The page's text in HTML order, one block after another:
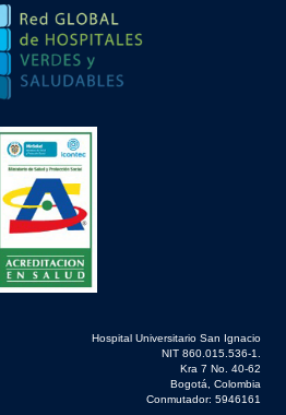
Hospital Universitario San Ignacio
NIT 860.015.536-1.
Kra 7 No. 40-62
Bogotá, Colombia
Conmutador: 5946161